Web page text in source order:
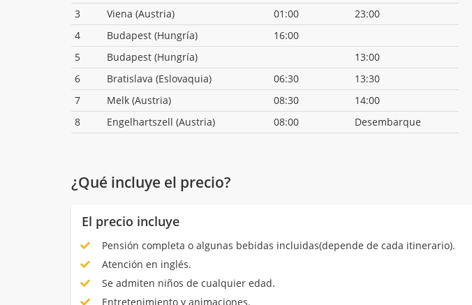
3
Viena (Austria) 01:00
23:00
4
Budapest (Hungría)
16:00
5
Budapest (Hungría)
13:00
6
Bratislava (Eslovaquia) 06:30
13:30
7
Melk (Austria) 08:30
14:00
8
Engelhartszell (Austria) 08:00 Desembarque
¿Qué incluye el precio?
El precio incluye
Pensión completa o algunas bebidas incluidas(depende de cada itinerario).
Atención en inglés.
Se admiten niños de cualquier edad.
Entretenimiento y animaciones.